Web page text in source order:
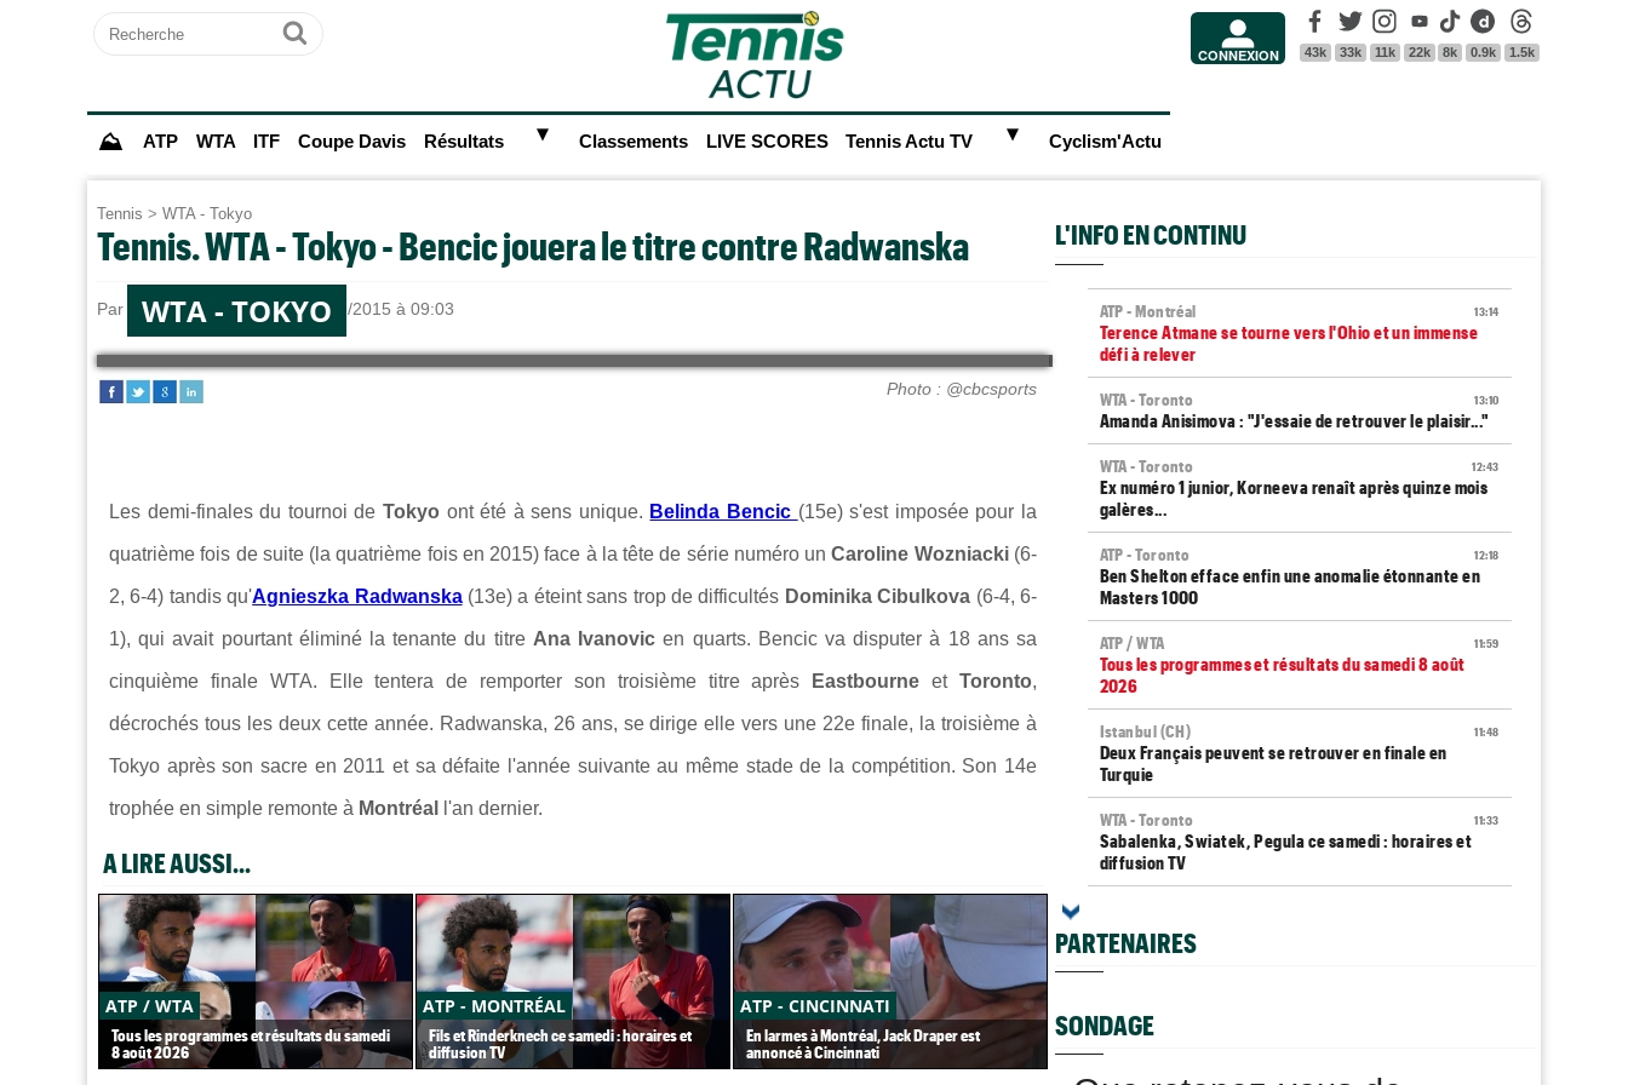
Recherche
Ok CONNEXION
Facebook
43k
Twitter
33k
Instagram
11k
Youtube
22k
Tik Tok
8k
Dailymotion
0.9k 1.5k
⛰ ATP WTA ITF Coupe Davis Résultats ► Classements LIVE SCORES Tennis Actu TV ► Cyclism'Actu
Tennis > WTA - Tokyo
Tennis. WTA - Tokyo - Bencic jouera le titre contre Radwanska
Par Bastien RAMBERTle 26/09/2015 à 09:03
WTA - TOKYO
Photo : @cbcsports
Les demi-finales du tournoi de Tokyo ont été à sens unique. Belinda Bencic (15e) s'est imposée pour la
quatrième fois de suite (la quatrième fois en 2015) face à la tête de série numéro unCaroline Wozniacki (6-
2, 6-4) tandis qu'Agnieszka Radwanska(13e) a éteint sans trop de difficultés Dominika Cibulkova (6-4, 6-
1), qui avait pourtant éliminé la tenante du titre Ana Ivanovic en quarts. Bencic va disputer à 18 ans sa
cinquième finale WTA. Elle tentera de remporter son troisième titre après Eastbourne etToronto,
décrochés tous les deux cette année. Radwanska, 26 ans, se dirige elle vers une 22e finale, la troisième à
Tokyo après son sacre en 2011 et sa défaite l'année suivante au même stade de la compétition. Son 14e
trophée en simple remonte à Montréal l'an dernier.
A LIRE AUSSI...
ATP / WTA
Tous les programmes et résultats du samedi
8 août 2026
ATP - MONTRÉAL
Fils et Rinderknech ce samedi : horaires et
diffusion TV
ATP - CINCINNATI
En larmes à Montréal, Jack Draper est
annoncé à Cincinnati
Terence Atmane se tourne vers l'Ohio et un
immense défi à relever
L'INFO EN CONTINU
13:14
ATP - Montréal
Terence Atmane se tourne vers l'Ohio et un immense
défi à relever
13:10
WTA - Toronto
Amanda Anisimova : "J'essaie de retrouver le plaisir..."
12:43
WTA - Toronto
Ex numéro 1 junior, Korneeva renaît après quinze mois
galères...
12:18
ATP - Toronto
Ben Shelton efface enfin une anomalie étonnante en
Masters 1000
11:59
ATP / WTA
Tous les programmes et résultats du samedi 8 août
2026
11:48
Istanbul (CH)
Deux Français peuvent se retrouver en finale en
Turquie
11:33
WTA - Toronto
Sabalenka, Swiatek, Pegula ce samedi : horaires et
diffusion TV
ATP - Montréal
US Open
Becker met la pression sur Zverev : "À sa place, je me
PARTENAIRES
SONDAGE